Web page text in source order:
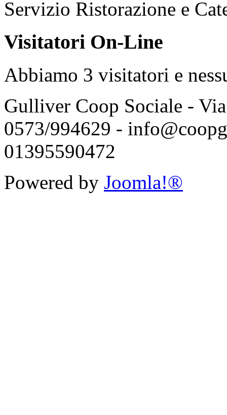
Servizio Ristorazione e
Visitatori On-Line
Abbiamo 3 visitatori e
Gulliver Coop Sociale -
0573/994629 -
01395590472
Powered by Joomla!®